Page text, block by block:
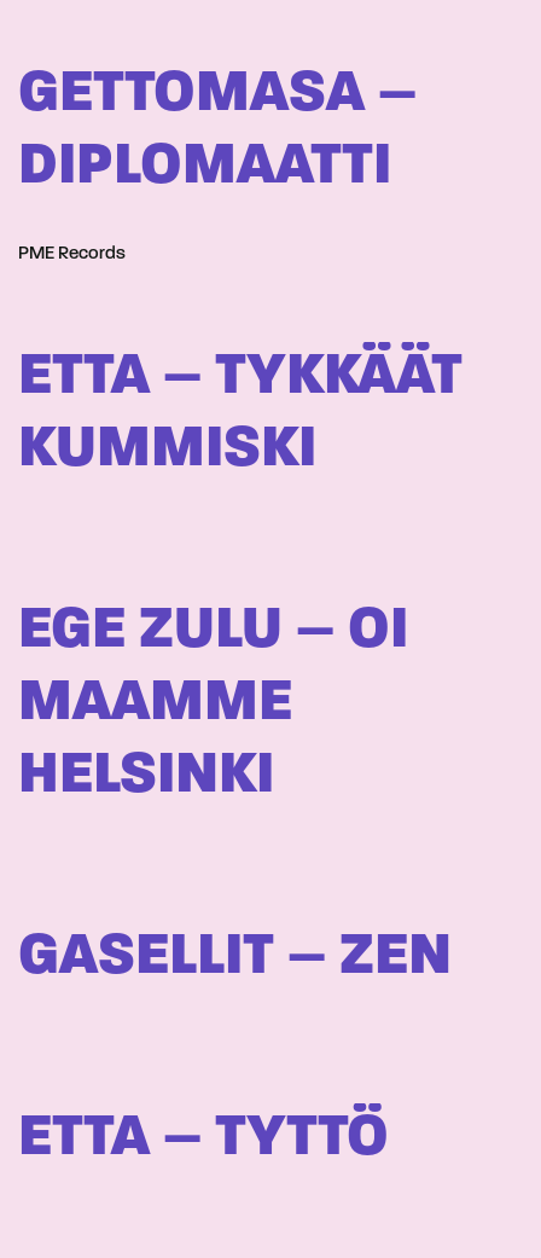
GETTOMASA –
DIPLOMAATTI
PME Records
ETTA – TYKKÄÄT
KUMMISKI
EGE ZULU – OI
MAAMME
HELSINKI
GASELLIT – ZEN
ETTA – TYTTÖ